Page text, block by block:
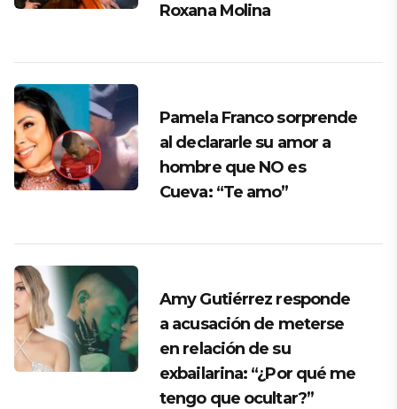
Roxana Molina
Pamela Franco sorprende
al declararle su amor a
hombre que NO es
Cueva: “Te amo”
Amy Gutiérrez responde
a acusación de meterse
en relación de su
exbailarina: “¿Por qué me
tengo que ocultar?”